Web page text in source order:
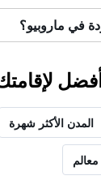
في ماروبيو؟
المدن الأكثر شهرة
معالم